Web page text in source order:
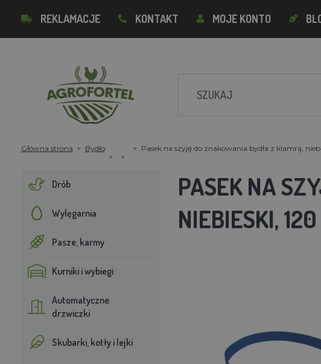
REKLAMACJE KONTAKT MOJE KONTO
Główna strona Bydło Pasek na szyję do znakowania bydła z klamrą,
Drób
Wylęgarnia
Pasze, karmy
Kurniki i wybiegi
Automatyczne
drzwiczki
Skubarki, kotły i lejki
PASEK NA
NIEBIESKI,